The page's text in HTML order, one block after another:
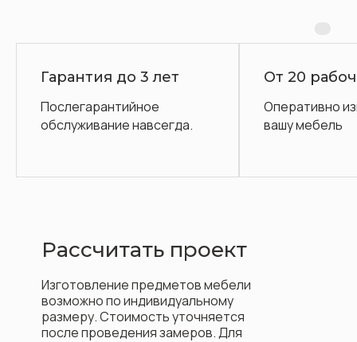
Гарантия до 3 лет
Послегарантийное
обслуживание навсегда.
От 20
Оперативно
вашу мебель
Рассчитать проект
Изготовление предметов мебели
возможно по индивидуальному
размеру. Стоимость уточняется
после проведения замеров. Для